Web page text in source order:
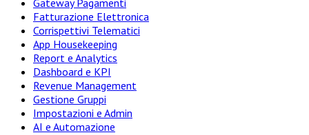
Gateway Pagamenti
Fatturazione Elettronica
Corrispettivi Telematici
App Housekeeping
Report e Analytics
Dashboard e KPI
Revenue Management
Gestione Gruppi
Impostazioni e Admin
AI e Automazione